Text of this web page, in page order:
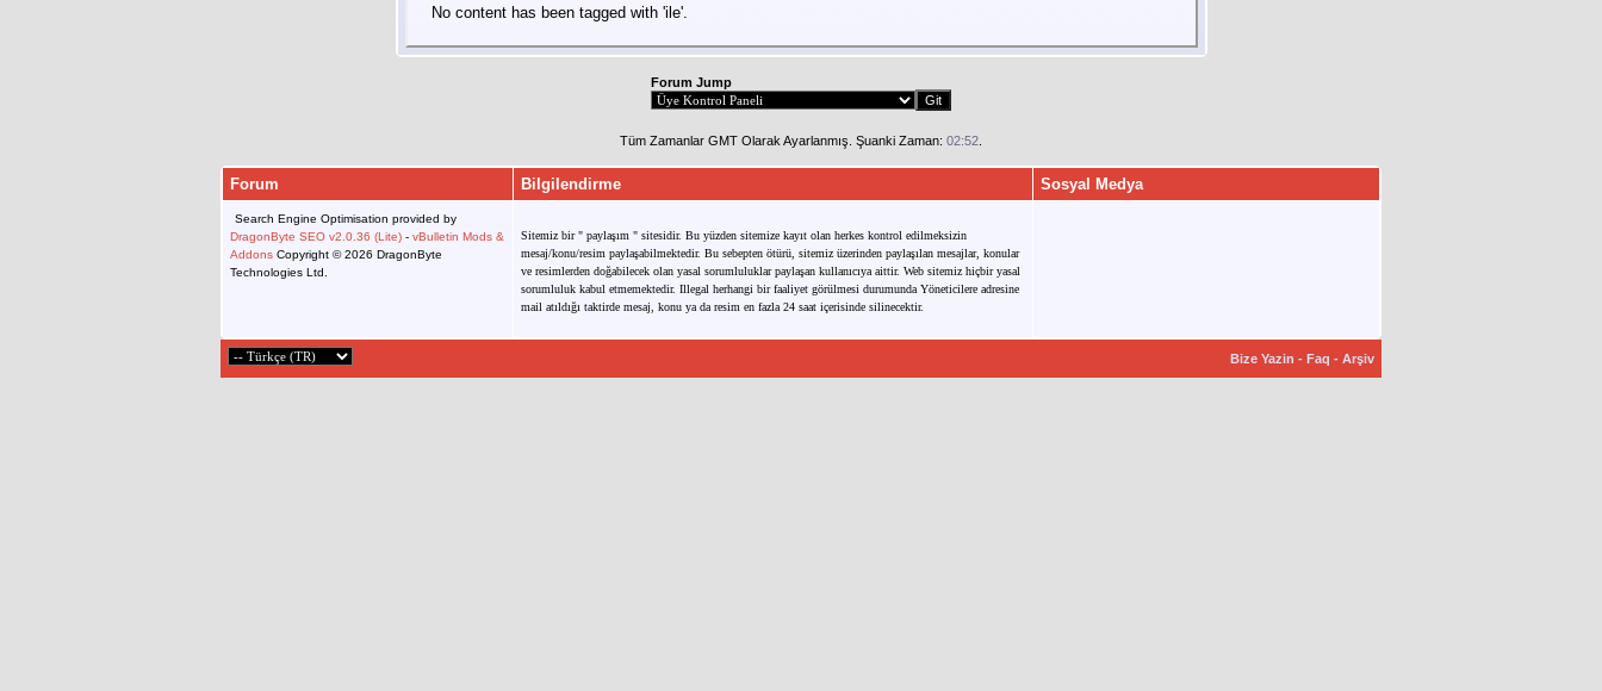
No content has been tagged with 'ile'.
Forum Jump
Tüm Zamanlar GMT Olarak Ayarlanmış. Şuanki Zaman: 02:52
Forum Bilgilendirme Sosyal Medya
Search Engine Optimisation provided by
DragonByte SEO v2.0.36 (Lite) - vBulletin Mods &
Addons Copyright © 2026 DragonByte
Technologies Ltd.
Sitemiz bir " paylaşım " sitesidir. Bu yüzden sitemize kayıt olan herkes kontrol edilmeksizin
mesaj/konu/resim paylaşabilmektedir. Bu sebepten ötürü, sitemiz üzerinden paylaşılan mesajlar, konular
ve resimlerden doğabilecek olan yasal sorumluluklar paylaşan kullanıcıya aittir. Web sitemiz hiçbir yasal
sorumluluk kabul etmemektedir. Illegal herhangi bir faaliyet görülmesi durumunda Yöneticilere adresine
mail atıldığı taktirde mesaj, konu ya da resim en fazla 24 saat içerisinde silinecektir.
Bize Yazin - Faq - Arşiv